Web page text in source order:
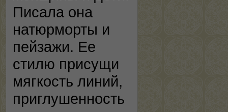
Писала она
натюрморты и
пейзажи. Ее
стилю присущи
мягкость линий,
приглушенность